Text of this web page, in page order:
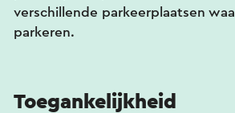
verschillende parkeerplaatsen
parkeren.
Toegankelijkheid